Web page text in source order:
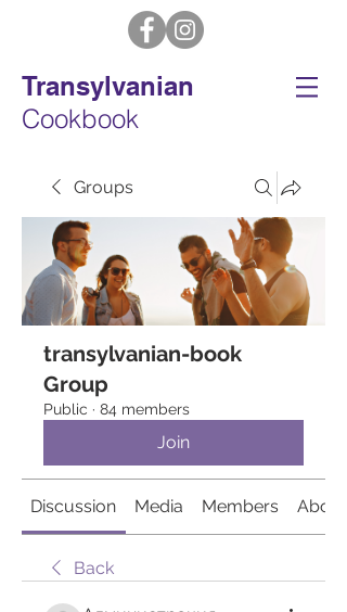
Transylvanian
Cookbook
Groups
transylvanian-book
Group
Public · 84 members
Join
Discussion Media Members About
Back